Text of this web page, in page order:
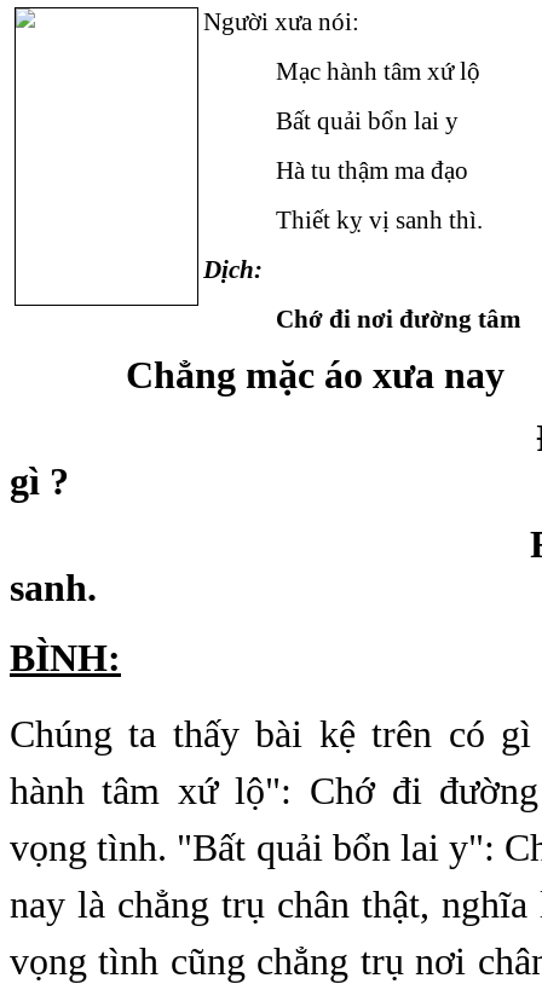
Người xưa nói:
Mạc hành tâm xứ lộ
Bất quải bổn lai y
Hà tu thậm ma đạo
Thiết kỵ vị sanh thì.
Dịch:
Chớ đi nơi đường tâm
Chẳng mặc áo xưa nay
Đâu cần
gì ?
Rất kỵ lúc
sanh.
BÌNH:
Chúng ta thấy bài kệ trên có
hành tâm xứ lộ": Chớ đi
vọng tình. "Bất quải bổn lai y":
nay là chẳng trụ chân thật,
vọng tình cũng chẳng trụ nơi